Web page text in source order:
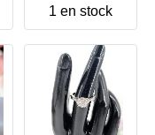
de petits diamants
Or 750 Millième (18
CT) 3,01g
1 en stock